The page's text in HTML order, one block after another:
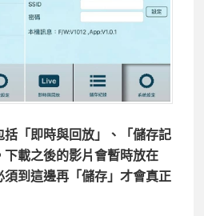
「即時與回放」、「儲存記
載之後的影片會暫時放在
須到這邊再「儲存」才會真正